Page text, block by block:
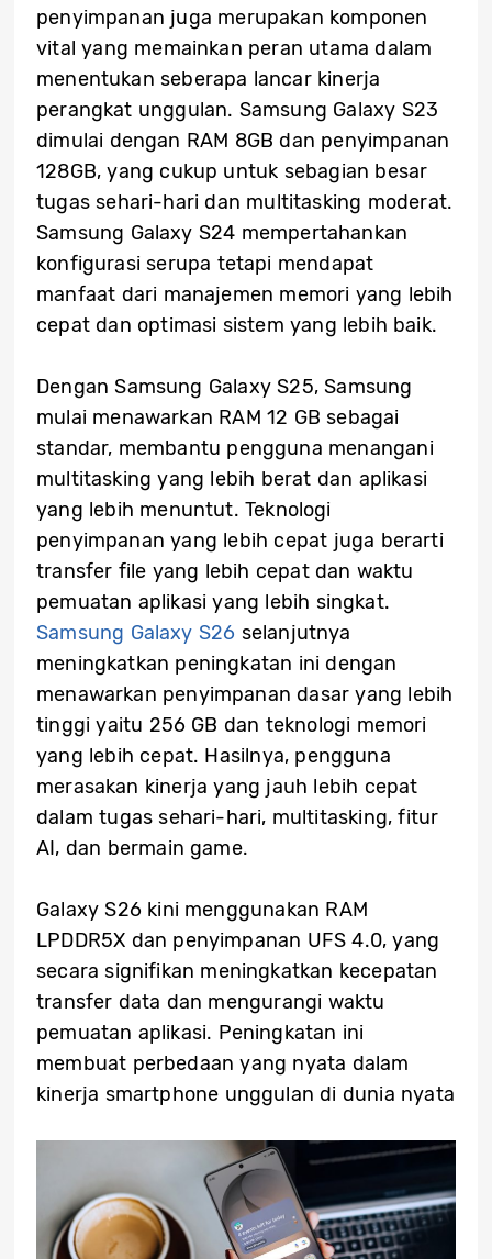
penyimpanan juga merupakan komponen
vital yang memainkan peran utama dalam
menentukan seberapa lancar kinerja
perangkat unggulan. Samsung Galaxy S23
dimulai dengan RAM 8GB dan penyimpanan
128GB, yang cukup untuk sebagian besar
tugas sehari-hari dan multitasking moderat.
Samsung Galaxy S24 mempertahankan
konfigurasi serupa tetapi mendapat
manfaat dari manajemen memori yang lebih
cepat dan optimasi sistem yang lebih baik.
Dengan Samsung Galaxy S25, Samsung
mulai menawarkan RAM 12 GB sebagai
standar, membantu pengguna menangani
multitasking yang lebih berat dan aplikasi
yang lebih menuntut. Teknologi
penyimpanan yang lebih cepat juga berarti
transfer file yang lebih cepat dan waktu
pemuatan aplikasi yang lebih singkat.
Samsung Galaxy S26 selanjutnya
meningkatkan peningkatan ini dengan
menawarkan penyimpanan dasar yang lebih
tinggi yaitu 256 GB dan teknologi memori
yang lebih cepat. Hasilnya, pengguna
merasakan kinerja yang jauh lebih cepat
dalam tugas sehari-hari, multitasking, fitur
AI, dan bermain game.
Galaxy S26 kini menggunakan RAM
LPDDR5X dan penyimpanan UFS 4.0, yang
secara signifikan meningkatkan kecepatan
transfer data dan mengurangi waktu
pemuatan aplikasi. Peningkatan ini
membuat perbedaan yang nyata dalam
kinerja smartphone unggulan di dunia nyata